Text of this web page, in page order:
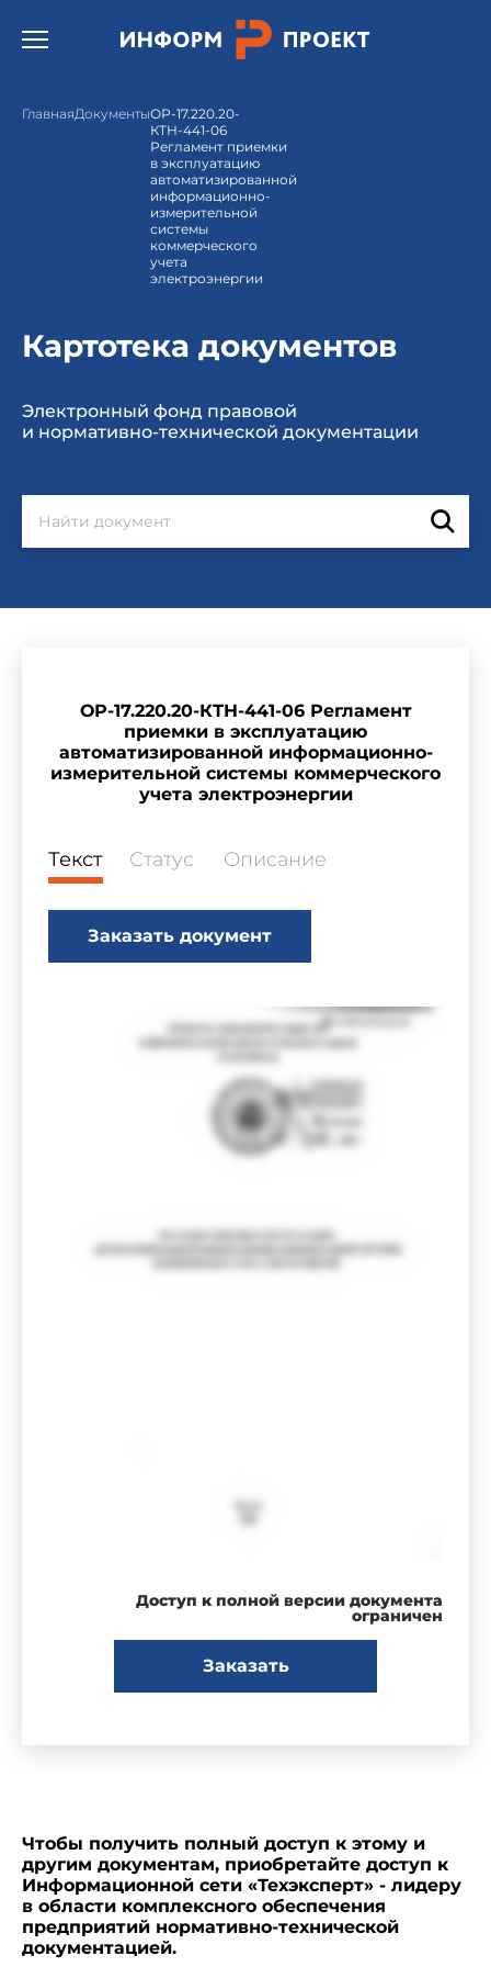
Открыть бургер меню.
ГлавнаяДокументыОР-17.220.20-
КТН-441-06
Регламент приемки
в эксплуатацию
автоматизированной
информационно-
измерительной
системы
коммерческого
учета
электроэнергии
Картотека документов
Электронный фонд правовой
и нормативно-технической документации
ОР-17.220.20-КТН-441-06 Регламент
приемки в эксплуатацию
автоматизированной информационно-
измерительной системы коммерческого
учета электроэнергии
Текст Статус Описание
Заказать документ
Доступ к полной версии документа
ограничен
Заказать
Чтобы получить полный доступ к этому и
другим документам, приобретайте доступ к
Информационной сети «Техэксперт» - лидеру
в области комплексного обеспечения
предприятий нормативно-технической
документацией.